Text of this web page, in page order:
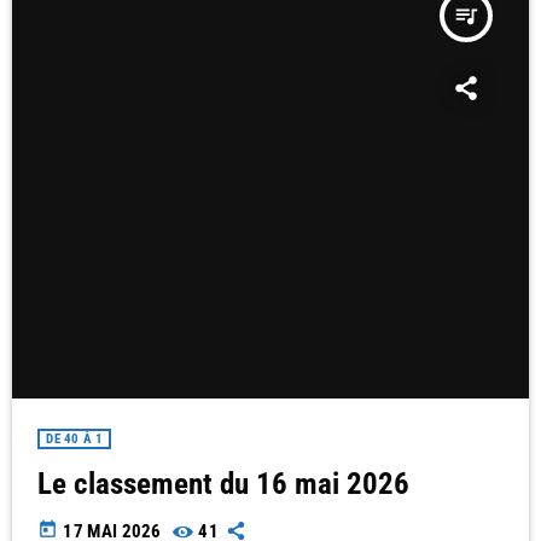
queue_music
DE 40 À 1
Le classement du 16 mai 2026
today 17 MAI 2026 41